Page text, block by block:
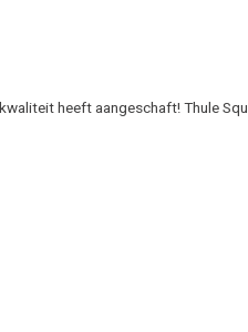
heeft aangeschaft! Thule